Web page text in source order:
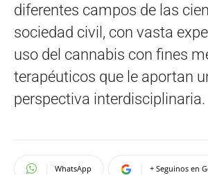
diferentes campos de las
sociedad civil, con vasta
uso del cannabis con fines
terapéuticos que le aportan
perspectiva interdisciplinaria.
WhatsApp + Seguinos en